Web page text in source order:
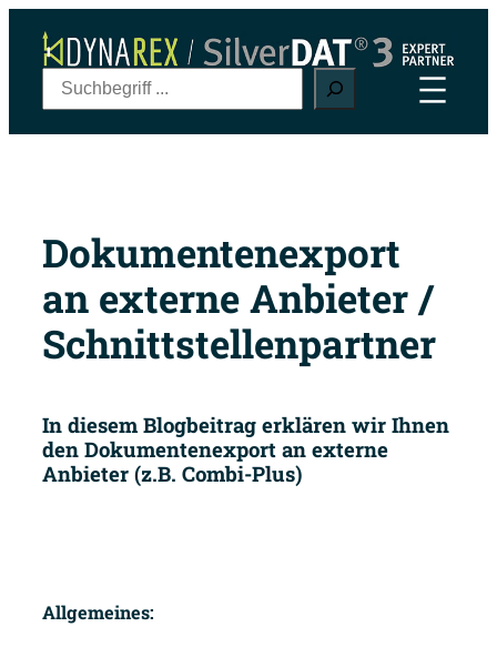
Inhalt
springen
u
c
Dokumentenexport
an externe Anbieter /
Schnittstellenpartner
In diesem Blogbeitrag erklären wir Ihnen
den Dokumentenexport an externe
Anbieter (z.B. Combi-Plus)
Allgemeines: